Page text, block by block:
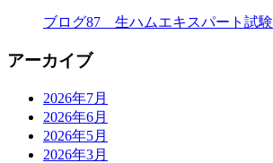
ブログ87 生ハムエキスパート試験
アーカイブ
2026年7月
2026年6月
2026年5月
2026年3月